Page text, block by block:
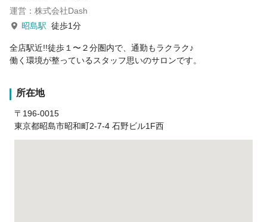
運営：株式会社Dash
昭島駅 徒歩1分
全店駅近!!徒歩１〜２分圏内で、通勤もラクラク♪
働く環境が整っているスタッフ思いのサロンです。
所在地
〒196-0015
東京都昭島市昭和町2-7-4 石野ビル1F西